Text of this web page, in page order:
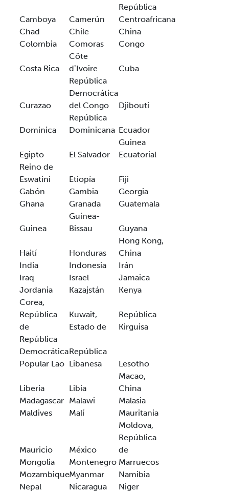
Camboya Camerún
República
Centroafricana
Chad
Chile
China
Colombia
Comoras Congo
Costa Rica
Côte
dʼIvoire
Cuba
Curazao
República
Democrática
del Congo
Djibouti
Dominica
República
Dominicana Ecuador
Egipto El Salvador
Guinea
Ecuatorial
Reino de
Eswatini
Etiopía
Fiji
Gabón
Gambia
Georgia
Ghana
Granada Guatemala
Guinea
Guinea-
Bissau
Guyana
Haití Honduras
Hong Kong,
China
India
Indonesia
Irán
Iraq
Israel
Jamaica
Jordania
Kazajstán
Kenya
Corea,
República
de
Kuwait,
Estado de
República
Kirguisa
República
Democrática
Popular Lao
República
Libanesa
Lesotho
Liberia Libia
Macao,
China
Madagascar Malawi
Malasia
Maldives
Malí Mauritania
Mauricio México
Moldova,
República
de
Mongolia
Montenegro Marruecos
MozambiqueMyanmar
Namibia
Nepal
Nicaragua Niger